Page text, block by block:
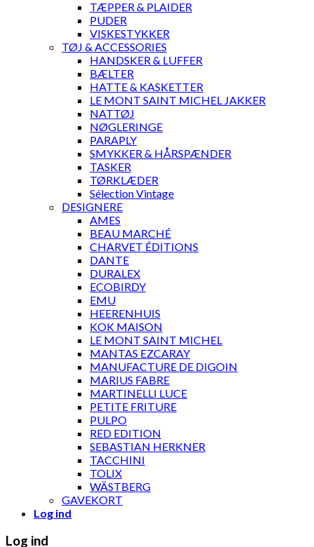
TÆPPER & PLAIDER
PUDER
VISKESTYKKER
TØJ & ACCESSORIES
HANDSKER & LUFFER
BÆLTER
HATTE & KASKETTER
LE MONT SAINT MICHEL JAKKER
NATTØJ
NØGLERINGE
PARAPLY
SMYKKER & HÅRSPÆNDER
TASKER
TØRKLÆDER
Sélection Vintage
DESIGNERE
AMES
BEAU MARCHÉ
CHARVET ÉDITIONS
DANTE
DURALEX
ECOBIRDY
EMU
HEERENHUIS
KOK MAISON
LE MONT SAINT MICHEL
MANTAS EZCARAY
MANUFACTURE DE DIGOIN
MARIUS FABRE
MARTINELLI LUCE
PETITE FRITURE
PULPO
RED EDITION
SEBASTIAN HERKNER
TACCHINI
TOLIX
WÄSTBERG
GAVEKORT
Log ind
Log ind